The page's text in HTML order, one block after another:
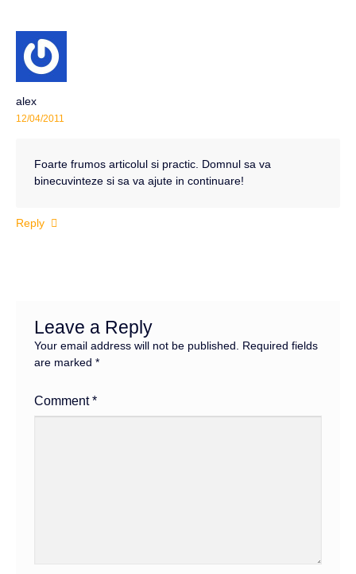
alex
12/04/2011
Foarte frumos articolul si practic. Domnul sa va
binecuvinteze si sa va ajute in continuare!
Reply
Leave a Reply
Your email address will not be published.
Required fields
are marked *
Comment*